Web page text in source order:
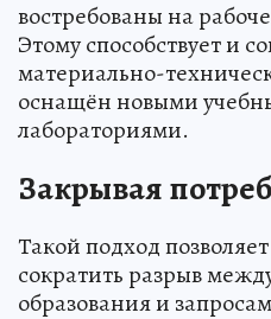
абстрактных заданий
реальные
осваивая именно те
востребованы на
Этому способствует и
оснащён новыми
Закрывая